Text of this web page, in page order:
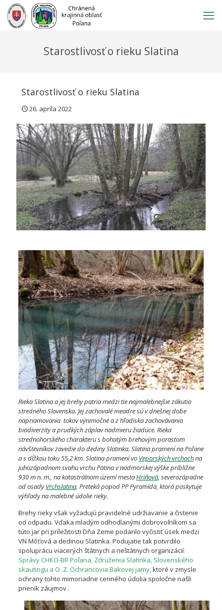
Prejsť
obsah
Starostlivosť o rieku Slatina
Starostlivosť o rieku Slatina
26. apríla 2022
Rieka Slatina a jej brehy patria medzi tie najmalebnejšie zákutia
stredného Slovenska. Jej zachovalé meadre sú v dnešnej dobe
napriamovania tokov výnimočné a z hľadiska zachovávania
biodiverzity a prudkých záplav nadmieru žiadúce. Rieka
strednohorského charakteru s bohatým brehovým porastom
návštevníkov zavedie do dediny Slatinka. Slatina pramení na Poľane
a s dĺžkou toku 55,2 km. Slatina pramení vo Veporských vrchochna
juhozápadnom svahu vrchu Pätina v nadmorskej výške približne
930 m n. m., na katastrálnom území mestaHriňová, severozápadne
od osadyVrchslatina. Preteká popod PP Pyramída, ktorá poskytuje
výhľady na malebné údolie rieky.
Brehy rieky však vyžadujú pravidelné udržiavanie a čistenie
od odpadu. Vďaka mladým odhodlanými dobrovoľníkom sa
túto jar pri príležitosti Dňa Zeme podarilo vyčistiť úsek medzi
VN Môťová a dedinou Slatinka. Podujatie tak potvrdilo
spoluprácu viacerých štátnych a neštátnych organizácií:
Správy CHKO-BR Poľana, Združenia Slatinka, Slovenského
skautingu a O. Z. Ochrancovia Bakovej jamy,ktoré v zmysle
ochrany tohto mimoriadne cenného údolia spoločne našli
prienik záujmov .